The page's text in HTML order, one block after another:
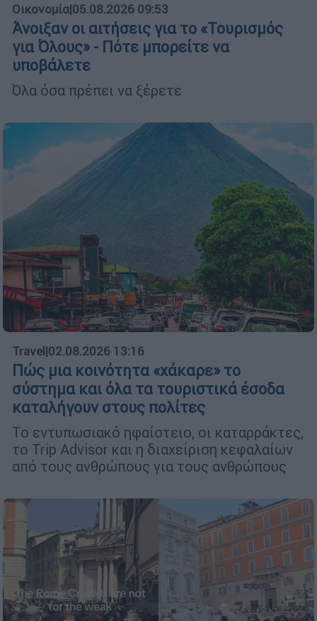
Οικονομία|05.08.2026 09:53
Άνοιξαν οι αιτήσεις για το «Τουρισμός
για Όλους» - Πότε μπορείτε να
υποβάλετε
Όλα όσα πρέπει να ξέρετε
Travel |02.08.2026 13:16
Πώς μια κοινότητα «χάκαρε» το
σύστημα και όλα τα τουριστικά έσοδα
καταλήγουν στους πολίτες
Το εντυπωσιακό ηφαίστειο, οι καταρράκτες,
το Trip Advisor και η διαχείριση κεφαλαίων
από τους ανθρώπους για τους ανθρώπους